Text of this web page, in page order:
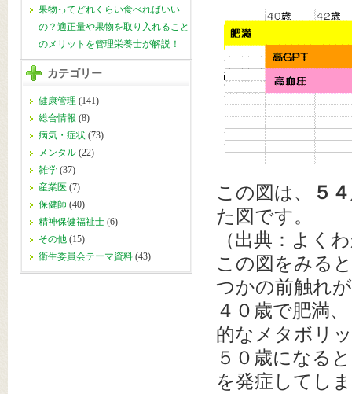
果物ってどれくらい食べればいい
の？適正量や果物を取り入れること
のメリットを管理栄養士が解説！
カテゴリー
健康管理 (141)
総合情報 (8)
病気・症状 (73)
メンタル (22)
雑学 (37)
産業医 (7)
保健師 (40)
精神保健福祉士 (6)
その他 (15)
衛生委員会テーマ資料 (43)
この図は、
５
た図です。
（出典：よく
この図をみる
つかの前触れ
４０歳で肥満
的なメタボリ
５０歳になる
を発症してし